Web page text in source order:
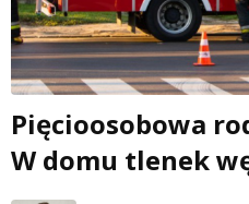
Pięcioosobowa
W domu tlenek